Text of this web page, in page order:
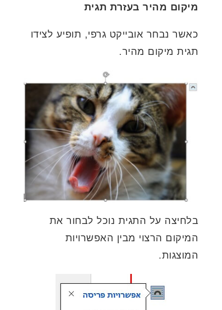
מיקום מהיר בעזרת תגית
כאשר נבחר אובייקט גרפי, תופיע לצידו
תגית מיקום מהיר.
בלחיצה על התגית נוכל לבחור את
המיקום הרצוי מבין האפשרויות
המוצגות.